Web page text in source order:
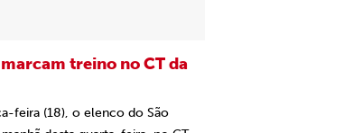
treino no CT da
feira (18), o elenco do São